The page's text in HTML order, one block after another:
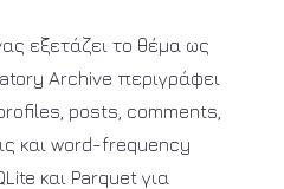
εξετάζει το θέμα ως
Archive περιγράφει
posts, comments,
και word-frequency
και Parquet για